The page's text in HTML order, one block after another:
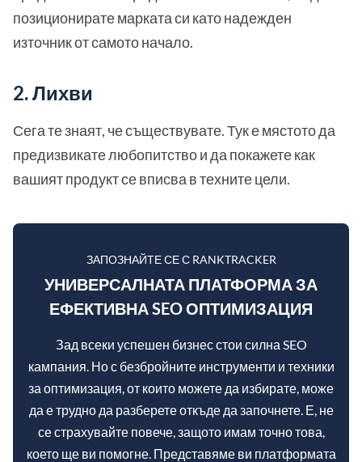
позиционирате марката си като надежден
източник от самото начало.
2. Лихви
Сега те знаят, че съществувате. Тук е мястото да
предизвикате любопитство и да покажете как
вашият продукт се вписва в техните цели.
ЗАПОЗНАЙТЕ СЕ С RANKTRACKER
УНИВЕРСАЛНАТА ПЛАТФОРМА ЗА
ЕФЕКТИВНА SEO ОПТИМИЗАЦИЯ
Зад всеки успешен бизнес стои силна SEO
кампания. Но с безбройните инструменти и техники
за оптимизация, от които можете да избирате, може
да е трудно да разберете откъде да започнете. Е, не
се страхувайте повече, защото имам точно това,
което ще ви помогне. Представяме ви платформата